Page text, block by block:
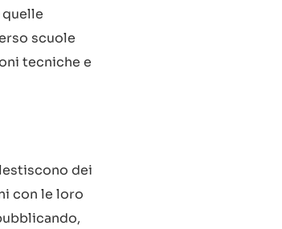
scuole
tecniche e
dei
con le loro